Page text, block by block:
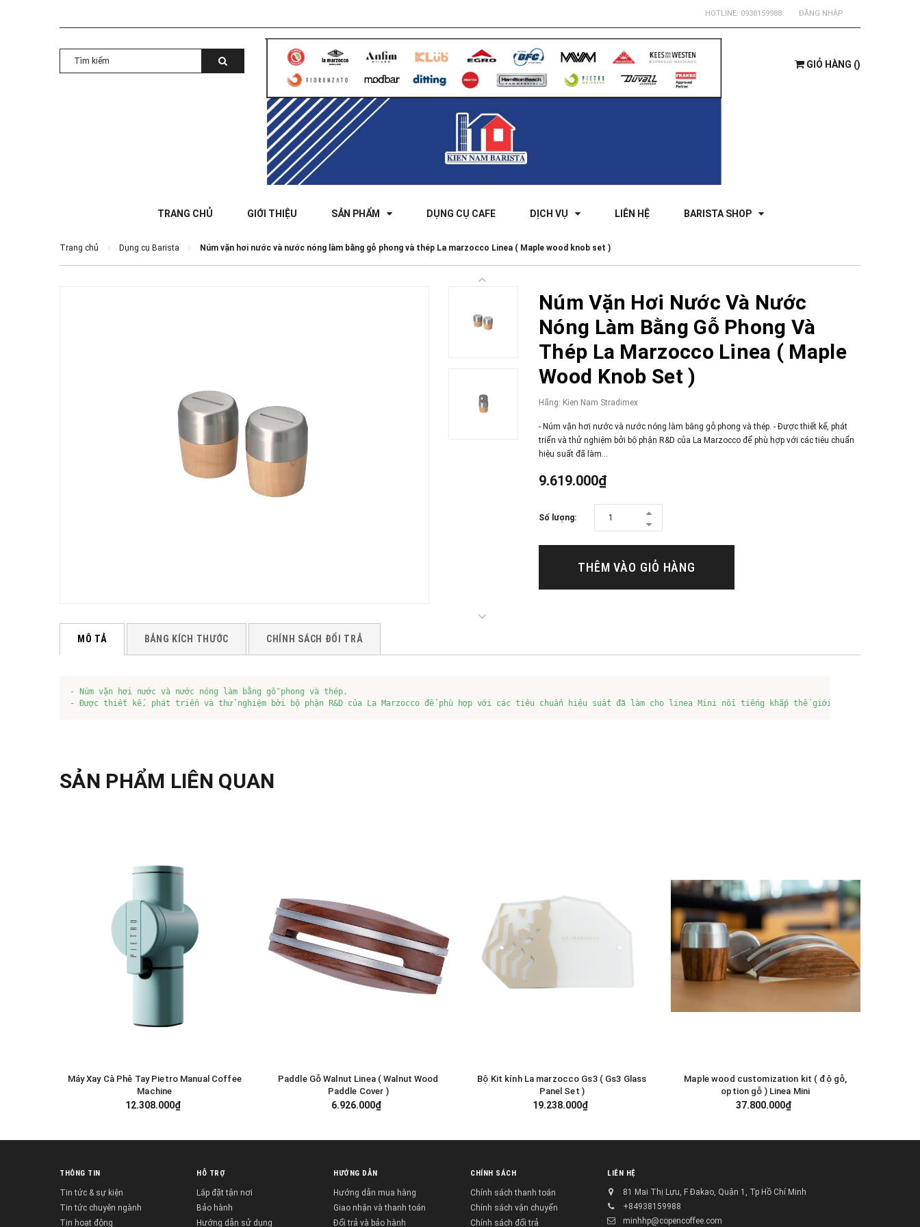
HOTLINE: 0938159988 ĐĂNG NHẬP
GIỎ HÀNG ()
TRANG CHỦ GIỚI THIỆU SẢN PHẨM DỤNG CỤ CAFE DỊCH VỤ LIÊN HỆ BARISTA SHOP
Trang chủ Dụng cụ Barista Núm vặn hơi nước và nước nóng làm bằng gỗ phong và thép La marzocco Linea ( Maple wood knob set )
Núm Vặn Hơi Nước Và Nước
Nóng Làm Bằng Gỗ Phong Và
Thép La Marzocco Linea ( Maple
Wood Knob Set )
Hãng: Kien Nam Stradimex
- Núm vặn hơi nước và nước nóng làm bằng gỗ phong và thép. - Được thiết kế, phát
triển và thử nghiệm bởi bộ phận R&D của La Marzocco để phù hợp với các tiêu chuẩn
hiệu suất đã làm...
9.619.000₫
Số lượng:
THÊM VÀO GIỎ HÀNG
MÔ TẢ BẢNG KÍCH THƯỚC CHÍNH SÁCH ĐỔI TRẢ
- Núm vặn hơi nước và nước nóng làm bằng gỗ phong và thép.
- Được thiết kế, phát triển và thử nghiệm bởi bộ phận R&D của La Marzocco để phù hợp với các tiêu chuẩn hiệu suất đã làm cho linea Mini nổi tiếng khắp thế giới
SẢN PHẨM LIÊN QUAN
GIỎ HÀNG
Máy Xay Cà Phê Tay Pietro Manual Coffee
Machine
12.308.000₫
GIỎ HÀNG
Paddle Gỗ Walnut Linea ( Walnut Wood
Paddle Cover )
6.926.000₫
GIỎ HÀNG
Bộ Kit kính La marzocco Gs3 ( Gs3 Glass
Panel Set )
19.238.000₫
GIỎ HÀNG
Maple wood customization kit ( độ gỗ,
option gỗ ) Linea Mini
37.800.000₫
THÔNG TIN
Tin tức & sự kiện
Tin tức chuyên ngành
Tin hoạt động
HỖ TRỢ
Lắp đặt tận nơi
Bảo hành
Hướng dẫn sử dụng
HƯỚNG DẪN
Hướng dẫn mua hàng
Giao nhận và thanh toán
Đổi trả và bảo hành
CHÍNH SÁCH
Chính sách thanh toán
Chính sách vận chuyển
Chính sách đổi trả
LIÊN HỆ
81 Mai Thị Lựu, F Đakao, Quận 1, Tp Hồ Chí Minh
+84938159988
minhhp@copencoffee.com